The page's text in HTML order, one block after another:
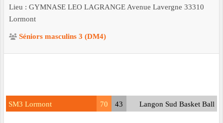
Lieu : GYMNASE LEO LAGRANGE Avenue Lavergne 33310
Lormont
Séniors masculins 3 (DM4)
SM3 Lormont 70 43 Langon Sud Basket Ball